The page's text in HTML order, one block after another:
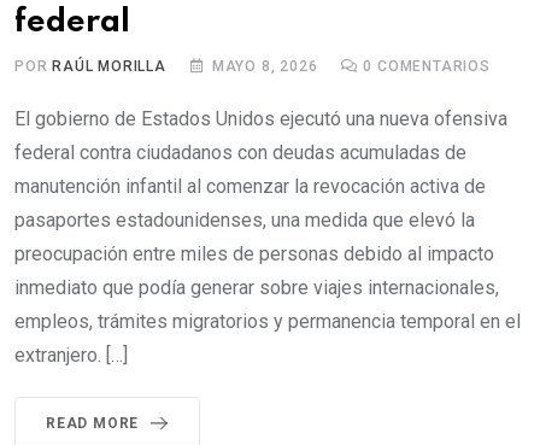
federal
PORRAÚL MORILLA MAYO 8, 2026 0 COMENTARIOS
El gobierno de Estados Unidos ejecutó una nueva ofensiva
federal contra ciudadanos con deudas acumuladas de
manutención infantil al comenzar la revocación activa de
pasaportes estadounidenses, una medida que elevó la
preocupación entre miles de personas debido al impacto
inmediato que podía generar sobre viajes internacionales,
empleos, trámites migratorios y permanencia temporal en el
extranjero. […]
READ MORE